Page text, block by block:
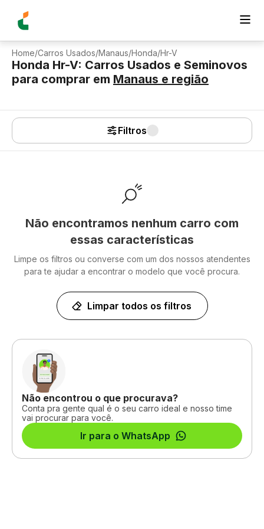
Home/Carros Usados/Manaus/Honda/Hr-V
Honda Hr-V: Carros Usados e Seminovos
para comprar em Manaus e região
Filtros
Não encontramos nenhum carro com
essas características
Limpe os filtros ou converse com um dos nossos atendentes
para te ajudar a encontrar o modelo que você procura.
Limpar todos os filtros
Não encontrou o que procurava?
Conta pra gente qual é o seu carro ideal e nosso time
vai procurar para você.
Ir para o WhatsApp